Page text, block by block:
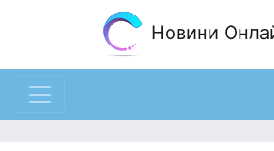
Новини